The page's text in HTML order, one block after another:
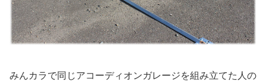
みんカラで同じアコーディオンガレージを組み立てた人の